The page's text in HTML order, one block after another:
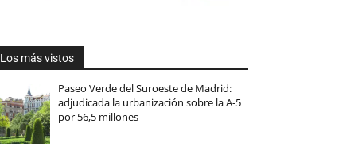
Los más vistos
Paseo Verde del Suroeste de Madrid:
adjudicada la urbanización sobre la A-5
por 56,5 millones